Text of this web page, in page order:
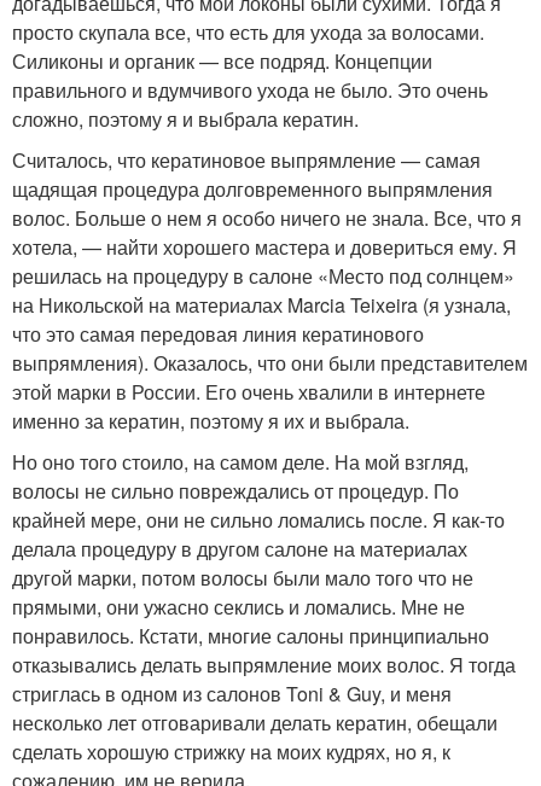
просто скупала все, что есть для ухода за волосами.
Силиконы и органик — все подряд. Концепции
правильного и вдумчивого ухода не было. Это очень
сложно, поэтому я и выбрала кератин.
Считалось, что кератиновое выпрямление — самая
щадящая процедура долговременного выпрямления
волос. Больше о нем я особо ничего не знала. Все, что я
хотела, — найти хорошего мастера и довериться ему. Я
решилась на процедуру в салоне «Место под солнцем»
на Никольской на материалах Marcia Teixeira (я узнала,
что это самая передовая линия кератинового
выпрямления). Оказалось, что они были представителем
этой марки в России. Его очень хвалили в интернете
именно за кератин, поэтому я их и выбрала.
Но оно того стоило, на самом деле. На мой взгляд,
волосы не сильно повреждались от процедур. По
крайней мере, они не сильно ломались после. Я как-то
делала процедуру в другом салоне на материалах
другой марки, потом волосы были мало того что не
прямыми, они ужасно секлись и ломались. Мне не
понравилось. Кстати, многие салоны принципиально
отказывались делать выпрямление моих волос. Я тогда
стриглась в одном из салонов Toni & Guy, и меня
несколько лет отговаривали делать кератин, обещали
сделать хорошую стрижку на моих кудрях, но я, к
сожалению, им не верила.